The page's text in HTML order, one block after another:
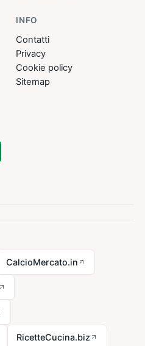
INFO
Contatti
Privacy
Cookie policy
Sitemap
CalcioMercato.in
RicetteCucina.biz